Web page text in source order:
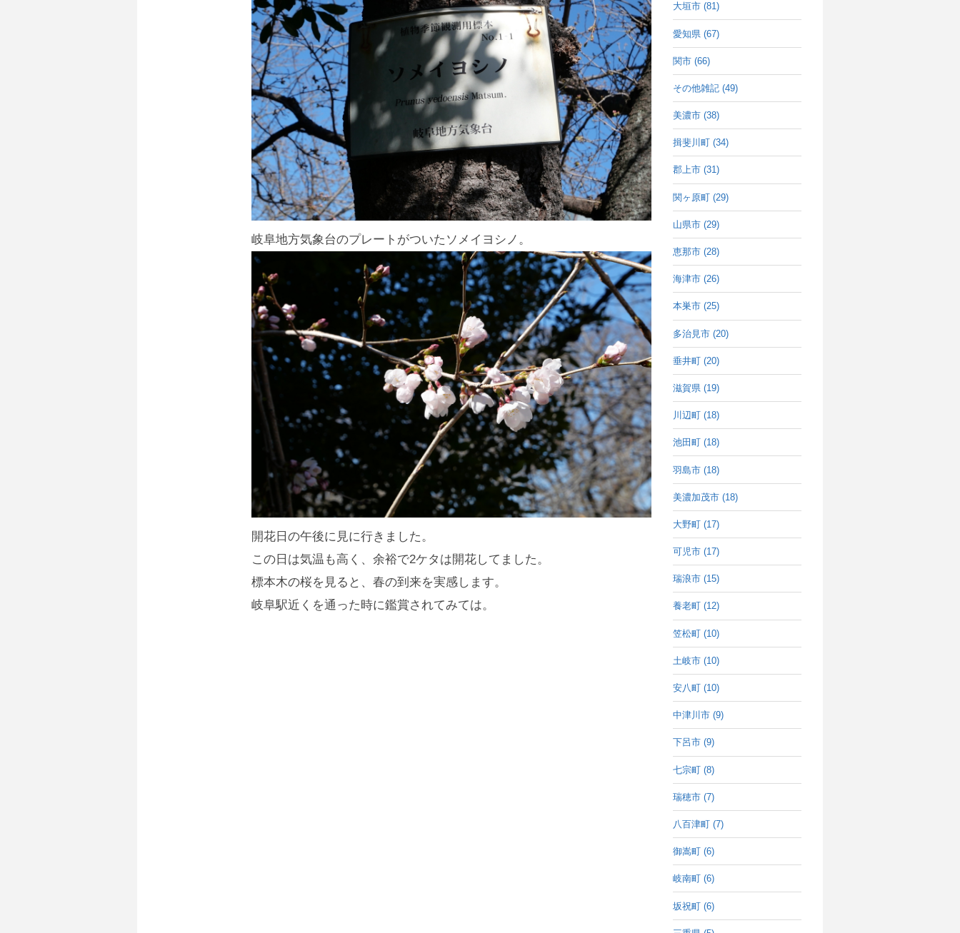
岐阜地方気象台のプレートがついたソメイヨシノ。
開花日の午後に見に行きました。
この日は気温も高く、余裕で2ケタは開花してました。
標本木の桜を見ると、春の到来を実感します。
岐阜駅近くを通った時に鑑賞されてみては。
大垣市 (81)
愛知県 (67)
関市 (66)
その他雑記 (49)
美濃市 (38)
揖斐川町 (34)
郡上市 (31)
関ヶ原町 (29)
山県市 (29)
恵那市 (28)
海津市 (26)
本巣市 (25)
多治見市 (20)
垂井町 (20)
滋賀県 (19)
川辺町 (18)
池田町 (18)
羽島市 (18)
美濃加茂市 (18)
大野町 (17)
可児市 (17)
瑞浪市 (15)
養老町 (12)
笠松町 (10)
土岐市 (10)
安八町 (10)
中津川市 (9)
下呂市 (9)
七宗町 (8)
瑞穂市 (7)
八百津町 (7)
御嵩町 (6)
岐南町 (6)
坂祝町 (6)